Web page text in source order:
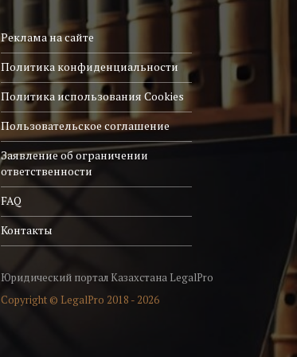
Реклама на сайте
Политика конфиденциальности
Политика использования Cookies
Пользовательское соглашение
Заявление об ограничении
ответственности
FAQ
Контакты
Юридический портал Казахстана LegalPro
Copyright © LegalPro 2018 - 2026